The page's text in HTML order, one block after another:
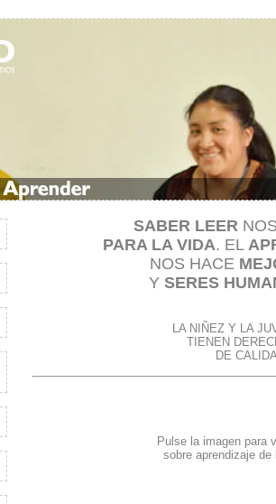
SABER LEER
PARA LA VIDA. EL
NOS HACE
Y SERES
LA NIÑEZ Y LA
TIENEN
DE
Pulse la imagen para
sobre aprendizaje